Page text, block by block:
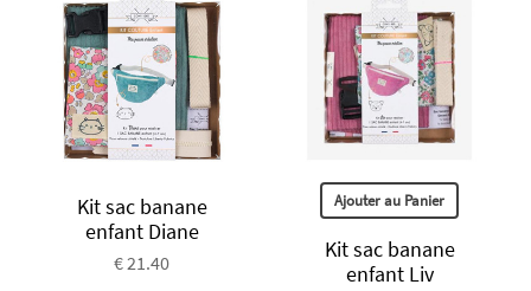
Kit sac banane
enfant Diane
€ 21.40
Ajouter au Panier
Kit sac banane
enfant Liv